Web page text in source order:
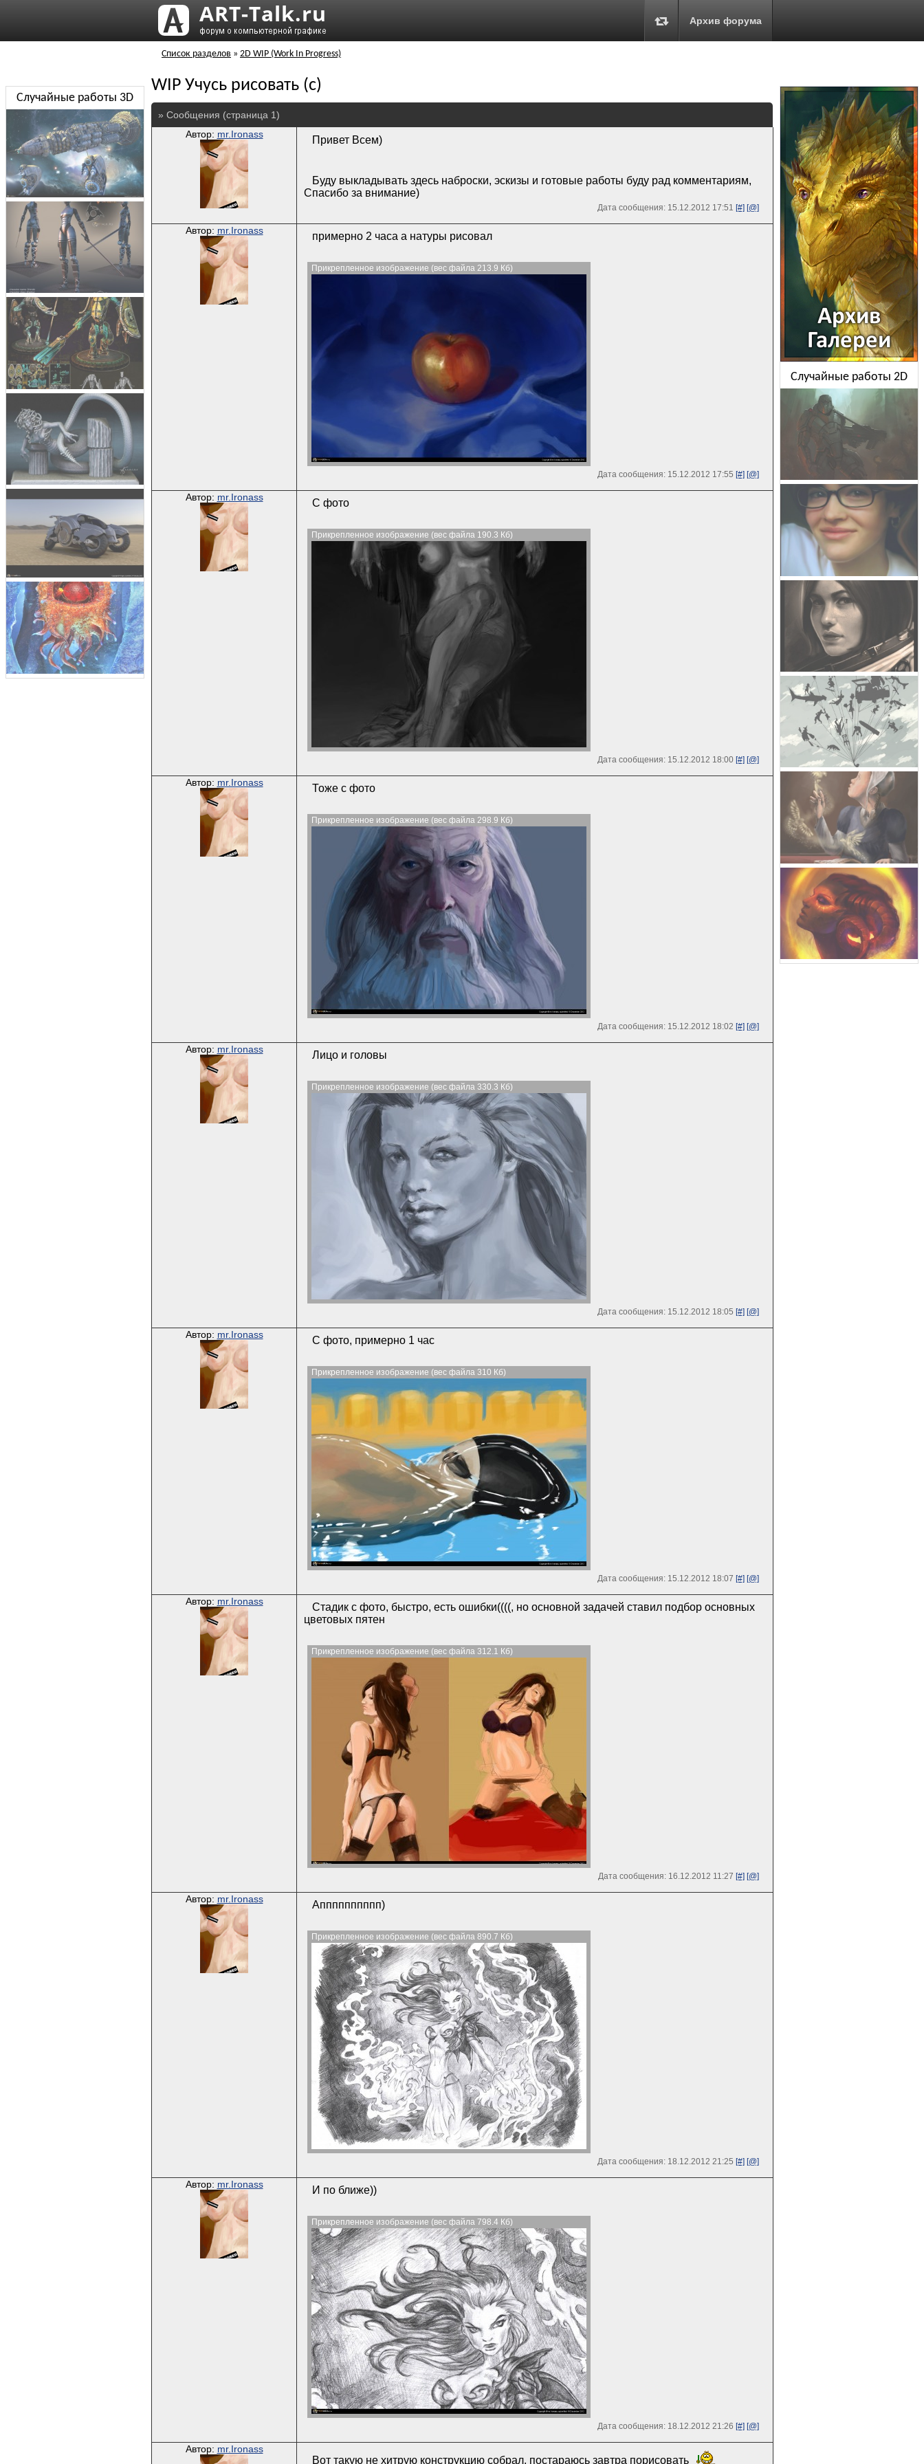
Архив форума
Список разделов » 2D WIP (Work In Progress)
WIP Учусь рисовать (с)
» Сообщения (страница 1)
Автор: mr.Ironass Привет Всем)
Буду выкладывать здесь наброски, эскизы и готовые работы буду рад комментариям,
Спасибо за внимание)
Дата сообщения: 15.12.2012 17:51 [#] [@]
Автор: mr.Ironass примерно 2 часа а натуры рисовал
Прикрепленное изображение (вес файла 213.9 Кб)
Дата сообщения: 15.12.2012 17:55 [#] [@]
Автор: mr.Ironass С фото
Прикрепленное изображение (вес файла 190.3 Кб)
Дата сообщения: 15.12.2012 18:00 [#] [@]
Автор: mr.Ironass Тоже с фото
Прикрепленное изображение (вес файла 298.9 Кб)
Дата сообщения: 15.12.2012 18:02 [#] [@]
Автор: mr.Ironass Лицо и головы
Прикрепленное изображение (вес файла 330.3 Кб)
Дата сообщения: 15.12.2012 18:05 [#] [@]
Автор: mr.Ironass С фото, примерно 1 час
Прикрепленное изображение (вес файла 310 Кб)
Дата сообщения: 15.12.2012 18:07 [#] [@]
Автор: mr.Ironass
Стадик с фото, быстро, есть ошибки((((, но основной задачей ставил подбор основных
цветовых пятен
Прикрепленное изображение (вес файла 312.1 Кб)
Дата сообщения: 16.12.2012 11:27 [#] [@]
Автор: mr.Ironass Апппппппппп)
Прикрепленное изображение (вес файла 890.7 Кб)
Дата сообщения: 18.12.2012 21:25 [#] [@]
Автор: mr.Ironass И по ближе))
Прикрепленное изображение (вес файла 798.4 Кб)
Дата сообщения: 18.12.2012 21:26 [#] [@]
Автор: mr.Ironass
Вот такую не хитрую конструкцию собрал, постараюсь завтра порисовать
Случайные работы 3D
Случайные работы 2D